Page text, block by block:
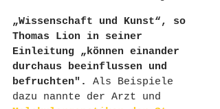
„Wissenschaft und Kunst“, so
Thomas Lion in seiner
Einleitung „können einander
durchaus beeinflussen und
befruchten".
Als Beispiele
dazu nannte der Arzt und